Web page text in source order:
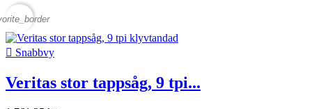
 Snabbvy
Veritas stor tappsåg, 9 tpi...